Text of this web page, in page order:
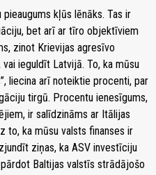
kļūs lēnāks. Tas ir
bet arī ar tīro objektīviem
zinot Krievijas agresīvo
ieguldīt Latvijā. To, ka mūsu
liecina arī noteiktie procenti, par
tirgū. Procentu ienesīgums,
ir salīdzināms ar Itālijas
to, ka mūsu valsts finanses ir
ziņas, ka ASV investīciju
Baltijas valstīs strādājošo